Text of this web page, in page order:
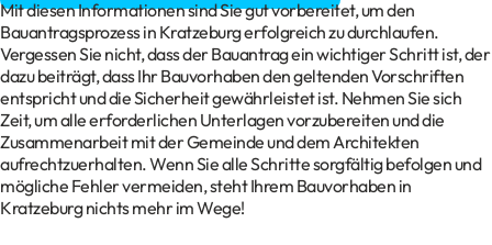
Mit diesen Informationen sind Sie gut vorbereitet, um den
Bauantragsprozess in Kratzeburg erfolgreich zu durchlaufen.
Vergessen Sie nicht, dass der Bauantrag ein wichtiger Schritt ist, der
dazu beiträgt, dass Ihr Bauvorhaben den geltenden Vorschriften
entspricht und die Sicherheit gewährleistet ist. Nehmen Sie sich
Zeit, um alle erforderlichen Unterlagen vorzubereiten und die
Zusammenarbeit mit der Gemeinde und dem Architekten
aufrechtzuerhalten. Wenn Sie alle Schritte sorgfältig befolgen und
mögliche Fehler vermeiden, steht Ihrem Bauvorhaben in
Kratzeburg nichts mehr im Wege!